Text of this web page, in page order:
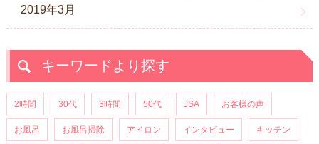
2019年3月
キーワードより探す
2時間 30代 3時間 50代 JSA お客様の声
お風呂 お風呂掃除 アイロン インタビュー キッチン